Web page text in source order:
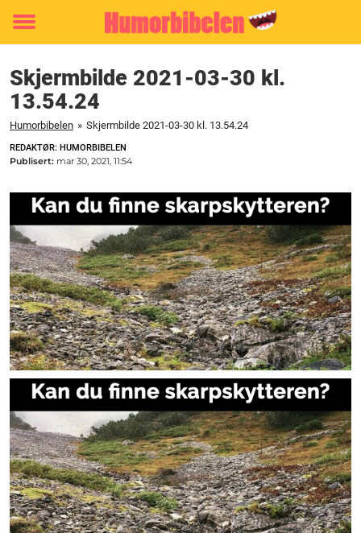
Toggle
Skjermbilde 2021-03-30 kl.
13.54.24
Humorbibelen » Skjermbilde 2021-03-30 kl. 13.54.24
REDAKTØR: HUMORBIBELEN
Publisert: mar 30, 2021, 11:54